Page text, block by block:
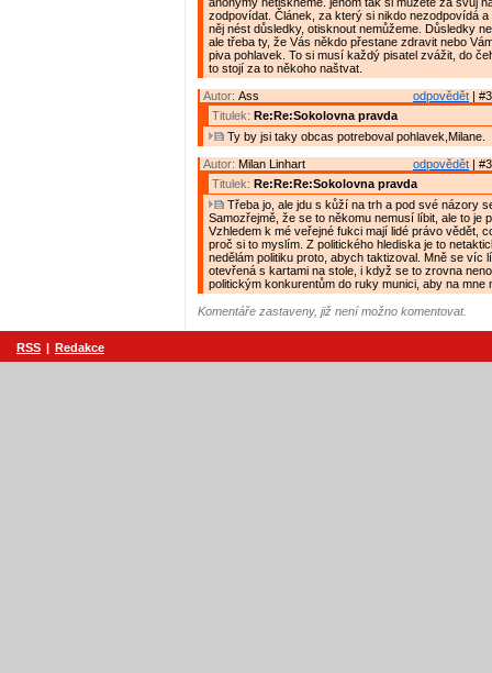
zodpovídat. Článek, za který si nikdo nezodpovídá
něj nést důsledky, otisknout nemůžeme. Důsledky
ale třeba ty, že Vás někdo přestane zdravit nebo
piva pohlavek. To si musí každý pisatel zvážit, do
to stojí za to někoho naštvat.
odpovědět |
Autor: Ass
Titulek: Re:Re:Sokolovna pravda
Ty by jsi taky obcas potreboval pohlavek,Milane.
odpovědět |
Autor: Milan Linhart
Titulek: Re:Re:Re:Sokolovna pravda
Třeba jo, ale jdu s kůží na trh a pod své názory
Samozřejmě, že se to někomu nemusí líbit, ale to je
Vzhledem k mé veřejné fukci mají lidé právo vědět,
proč si to myslím. Z politického hlediska je to
nedělám politiku proto, abych taktizoval. Mně se víc
otevřená s kartami na stole, i když se to zrovna
politickým konkurentům do ruky munici, aby na mne
Komentáře zastaveny, již není možno komentovat.
RSS | Redakce